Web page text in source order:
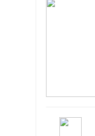
3、增加
7、提供